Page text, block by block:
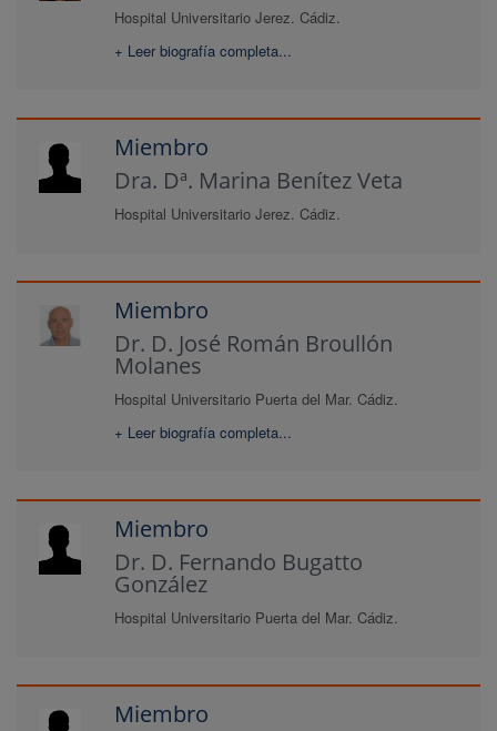
Hospital Universitario Jerez. Cádiz.
+ Leer biografía completa...
Miembro
Dra. Dª. Marina Benítez Veta
Hospital Universitario Jerez. Cádiz.
Miembro
Dr. D. José Román Broullón
Molanes
Hospital Universitario Puerta del Mar. Cádiz.
+ Leer biografía completa...
Miembro
Dr. D. Fernando Bugatto
González
Hospital Universitario Puerta del Mar. Cádiz.
Miembro